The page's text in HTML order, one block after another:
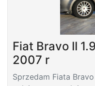
Fiat Bravo II
2007 r
Sprzedam Fiata